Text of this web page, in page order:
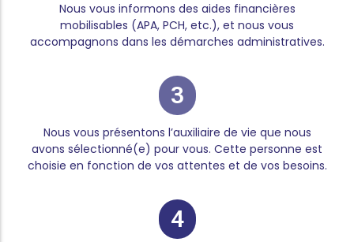
Nous vous informons des aides financières
mobilisables (APA, PCH, etc.), et nous vous
accompagnons dans les démarches administratives.
3
Nous vous présentons l’auxiliaire de vie que nous
avons sélectionné(e) pour vous. Cette personne est
choisie en fonction de vos attentes et de vos besoins.
4